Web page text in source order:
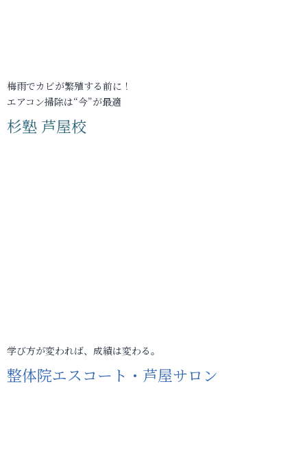
梅雨でカビが繁殖する前に！
エアコン掃除は“今”が最適
杉塾 芦屋校
学び方が変われば、成績は変わる。
整体院エスコート・芦屋サロン